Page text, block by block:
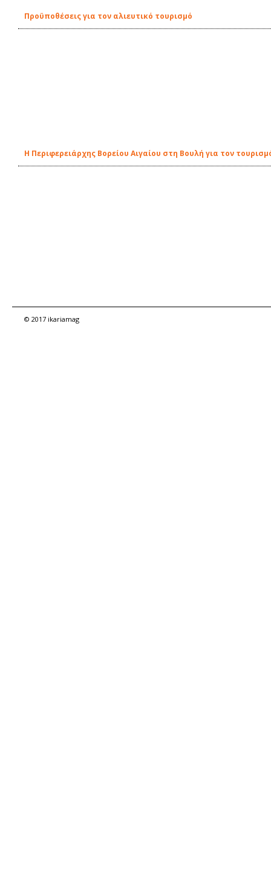
Προϋποθέσεις για τον αλιευτικό τουρισμό
Η Περιφερειάρχης Βορείου Αιγαίου στη Βουλή για τον
© 2017 ikariamag